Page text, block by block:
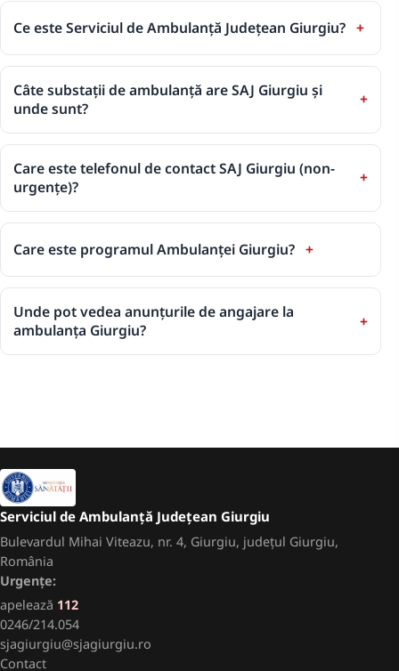
Ce este Serviciul de Ambulanță Județean Giurgiu?
Câte substații de ambulanță are SAJ Giurgiu și
unde sunt?
Care este telefonul de contact SAJ Giurgiu (non-
urgențe)?
Care este programul Ambulanței Giurgiu?
Unde pot vedea anunțurile de angajare la
ambulanța Giurgiu?
Serviciul de Ambulanță Județean Giurgiu
Bulevardul Mihai Viteazu, nr. 4, Giurgiu, județul Giurgiu,
România
Urgențe:
apelează 112
0246/214.054
sjagiurgiu@sjagiurgiu.ro
Contact